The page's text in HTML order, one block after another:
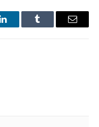
LinkedInTumblr Email